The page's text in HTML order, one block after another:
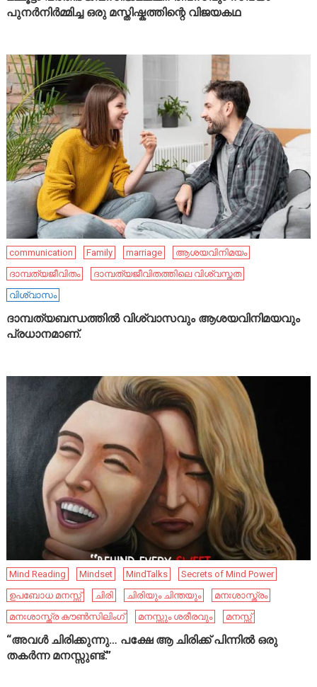
പുനർനിർമ്മിച്ച ഒരു മസ്തിഷ്കത്തിന്റെ വിജയകഥ
communication Family marriage
ആശയവിനിമയം
ദാമ്പത്യജീവിതം
ദാമ്പത്യജീവിതത്തിലെ വിശ്വസ്തത
വിശ്വാസം
ദാമ്പത്യബന്ധത്തിൽ വിശ്വാസവും ആശയവിനിമയവും
പ്രധാനമാണ്.
Mind Reading Mindset MindTalks
Secrets of Mind Power
ഉപബോധ മനസ്സ്
ചിരി ചിരിയും ചിന്തയും
മനഃശാസ്ത്രം
മനഃശാസ്ത്ര കൗൺസിലിംഗ്
മനസ്സും ശരീരവും മനസ്സ്
“അവൾ ചിരിക്കുന്നു… പക്ഷേ ആ ചിരിക്ക് പിന്നിൽ ഒരു
തകർന്ന മനസ്സുണ്ട്.”